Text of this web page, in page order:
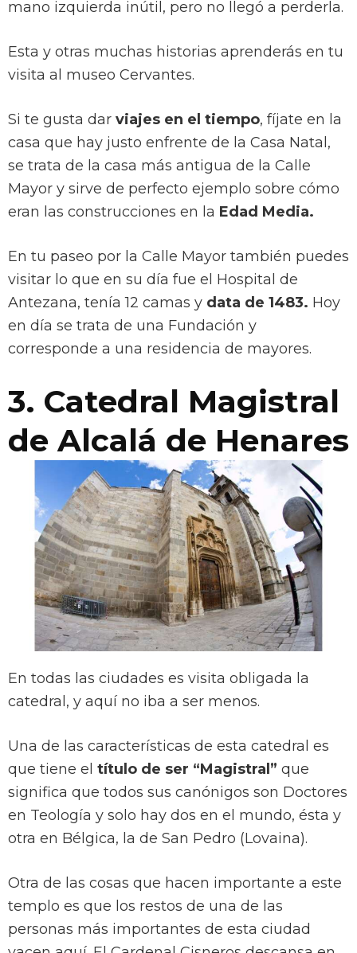
mano izquierda inútil, pero no llegó a perderla.
Esta y otras muchas historias aprenderás en tu
visita al museo Cervantes.
Si te gusta dar viajes en el tiempo, fíjate en la
casa que hay justo enfrente de la Casa Natal,
se trata de la casa más antigua de la Calle
Mayor y sirve de perfecto ejemplo sobre cómo
eran las construcciones en la Edad Media.
En tu paseo por la Calle Mayor también puedes
visitar lo que en su día fue el Hospital de
Antezana, tenía 12 camas y data de 1483. Hoy
en día se trata de una Fundación y
corresponde a una residencia de mayores.
3. Catedral Magistral
de Alcalá de Henares
En todas las ciudades es visita obligada la
catedral, y aquí no iba a ser menos.
Una de las características de esta catedral es
que tiene el título de ser “Magistral” que
significa que todos sus canónigos son Doctores
en Teología y solo hay dos en el mundo, ésta y
otra en Bélgica, la de San Pedro (Lovaina).
Otra de las cosas que hacen importante a este
templo es que los restos de una de las
personas más importantes de esta ciudad